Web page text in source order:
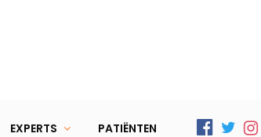
EXPERTS PATIËNTEN